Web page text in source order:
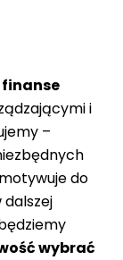
i
–
do
dalszej
wybrać